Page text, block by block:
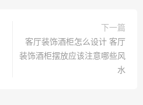
下一篇
客厅装饰酒柜怎么设计 客厅
装饰酒柜摆放应该注意哪些风
水